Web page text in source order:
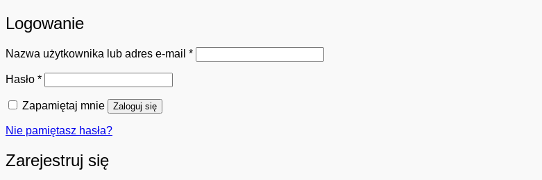
Logowanie
Nazwa użytkownika lub adres e-mail *Wymagane
Hasło *Wymagane
Zapamiętaj mnie Zaloguj się
Nie pamiętasz hasła?
Zarejestruj się